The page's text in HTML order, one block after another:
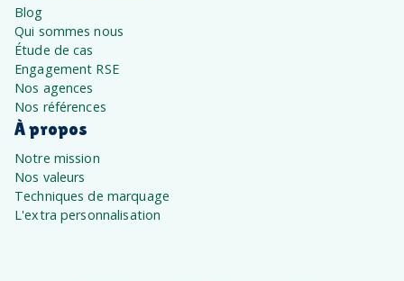
Blog
Qui sommes nous
Étude de cas
Engagement RSE
Nos agences
Nos références
À propos
Notre mission
Nos valeurs
Techniques de marquage
L'extra personnalisation